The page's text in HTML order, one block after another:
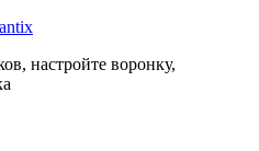
настройте воронку,